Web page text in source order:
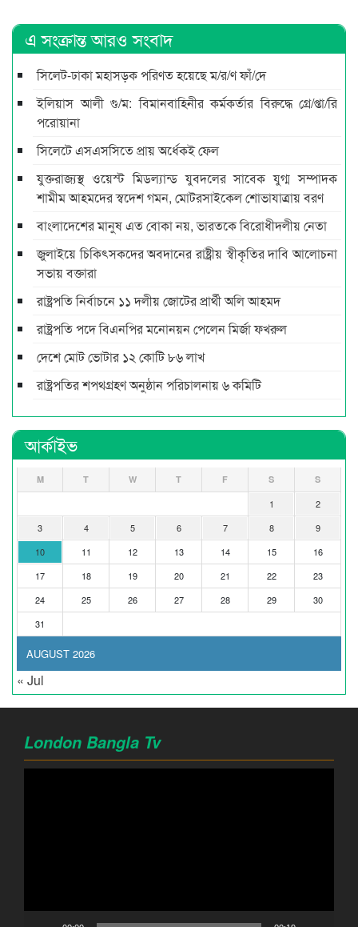
এ সংক্রান্ত আরও সংবাদ
সিলেট-ঢাকা মহাসড়ক পরিণত হয়েছে ম/র/ণ ফাঁ/দে
ইলিয়াস আলী গু/ম: বিমানবাহিনীর কর্মকর্তার বিরুদ্ধে গ্রে/প্তা/রি
পরোয়ানা
সিলেটে এসএসসিতে প্রায় অর্ধেকই ফেল
যুক্তরাজ্যস্থ ওয়েস্ট মিডল্যান্ড যুবদলের সাবেক যুগ্ম সম্পাদক
শামীম আহমদের স্বদেশ গমন, মোটরসাইকেল শোভাযাত্রায় বরণ
বাংলাদেশের মানুষ এত বোকা নয়, ভারতকে বিরোধীদলীয় নেতা
জুলাইয়ে চিকিৎসকদের অবদানের রাষ্ট্রীয় স্বীকৃতির দাবি আলোচনা
সভায় বক্তারা
রাষ্ট্রপতি নির্বাচনে ১১ দলীয় জোটের প্রার্থী অলি আহমদ
রাষ্ট্রপতি পদে বিএনপির মনোনয়ন পেলেন মির্জা ফখরুল
দেশে মোট ভোটার ১২ কোটি ৮৬ লাখ
রাষ্ট্রপতির শপথগ্রহণ অনুষ্ঠান পরিচালনায় ৬ কমিটি
আর্কাইভ
AUGUST 2026
M T W T F S S
1
2
3
4 5 6 7 8
9
10
11 12 13 14 15
16
17
18 19 20 21 22
23
24
25 26 27 28 29
30
31
« Jul
London Bangla Tv